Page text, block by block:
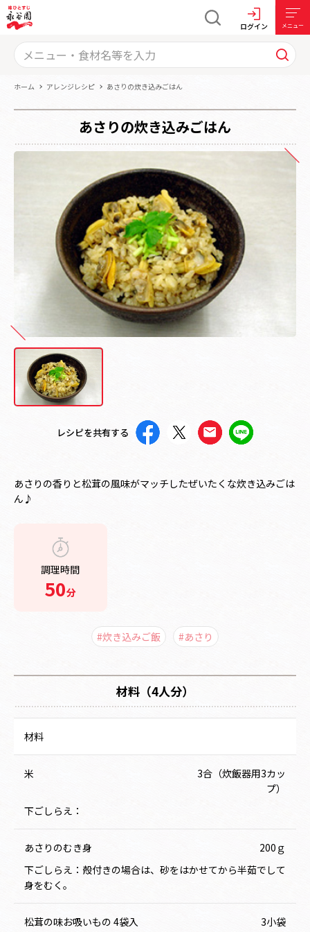
ログイン メニュー
ホーム アレンジレシピ あさりの炊き込みごはん
あさりの炊き込みごはん
レシピを共有する
あさりの香りと松茸の風味がマッチしたぜいたくな炊き込みごは
ん♪
調理時間
50分
#炊き込みご飯 #あさり
材料（4人分）
材料
米
3合（炊飯器用3カッ
プ）
下ごしらえ：
あさりのむき身
200ｇ
下ごしらえ：殻付きの場合は、砂をはかせてから半茹でして
身をむく。
松茸の味お吸いもの 4袋入
3小袋